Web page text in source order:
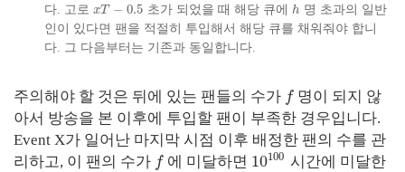
다. 고로 xT − 0.5 초가 되었을 때 해당 큐에 h 명 초과의 일반
인이 있다면 팬을 적절히 투입해서 해당 큐를 채워줘야 합니
다. 그 다음부터는 기존과 동일합니다.
주의해야 할 것은 뒤에 있는 팬들의 수가 f 명이 되지 않
아서 방송을 본 이후에 투입할 팬이 부족한 경우입니다.
Event X가 일어난 마지막 시점 이후 배정한 팬의 수를 관
리하고, 이 팬의 수가 f 에 미달하면 10100 시간에 미달한